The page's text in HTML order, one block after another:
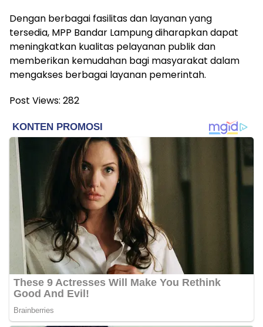
Dengan berbagai fasilitas dan layanan yang
tersedia, MPP Bandar Lampung diharapkan dapat
meningkatkan kualitas pelayanan publik dan
memberikan kemudahan bagi masyarakat dalam
mengakses berbagai layanan pemerintah.
Post Views: 282